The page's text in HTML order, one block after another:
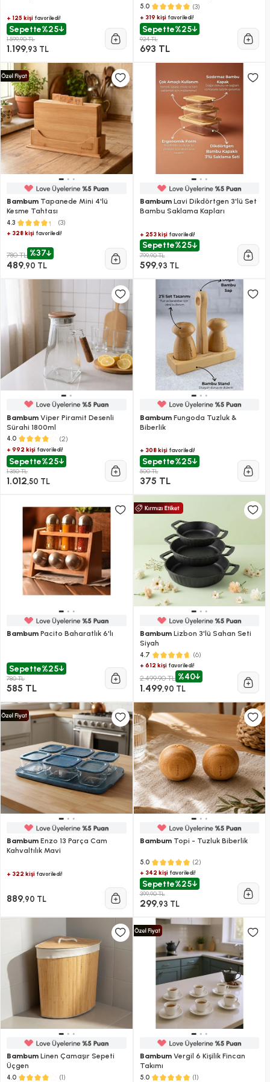
+ 125 kişi favoriledi!
Sepette%25
1.599,90 TL
1.199,93 TL
5.0 (3)
+ 319 kişifavoriledi!
Sepette%25
924 TL
693 TL
Bambum Tapanede Mini 4'lü
Kesme Tahtası
4.3 (3)
+ 328 kişi favoriledi!
780 TL %37
489,90 TL
BambumLavi Dikdörtgen 3'lü Set
Bambu Saklama Kapları
+ 253 kişifavoriledi!
Sepette%25
799,90 TL
599,93 TL
Bambum Viper Piramit Desenli
Sürahi 1800ml
4.0 (2)
+ 992 kişi favoriledi!
Sepette%25
1.350 TL
1.012,50 TL
BambumFungoda Tuzluk &
Biberlik
+ 308 kişifavoriledi!
Sepette%25
500 TL
375 TL
Bambum Pacito Baharatlık 6'lı
Sepette%25
780 TL
585 TL
BambumLizbon 3'lü Sahan Seti
Siyah
4.7 (6)
+ 612 kişifavoriledi!
2.499,90 TL %40
1.499,90 TL
Bambum Enzo 13 Parça Cam
Kahvaltılık Mavi
+ 322 kişi favoriledi!
889,90 TL
BambumTopi - Tuzluk Biberlik
5.0 (2)
+ 342 kişifavoriledi!
Sepette%25
399,90 TL
299,93 TL
Bambum Linen Çamaşır Sepeti
Üçgen
4.0 (1)
BambumVergil 6 Kişilik Fincan
Takımı
5.0 (1)